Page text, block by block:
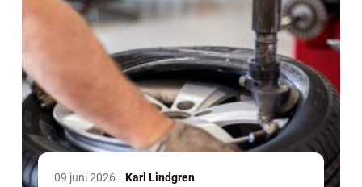
09 juni 2026 Karl Lindgren